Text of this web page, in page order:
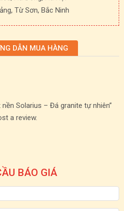
Từ Sơn, Bắc Ninh
DẪN MUA HÀNG
Solarius – Đá granite tự nhiên”
a review.
BÁO GIÁ